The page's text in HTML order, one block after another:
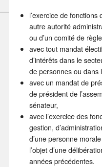
l’exercice de
autre autorité
ou d’un comité de
avec tout mandat
d’intérêts dans le
de personnes ou dans
avec un mandat de
de président de
sénateur,
avec l’exercice des
gestion,
d’une personne
l’objet d’une
années précédentes.